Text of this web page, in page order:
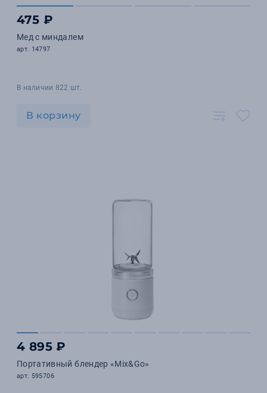
475 ₽
Мед с миндалем
арт. 14797
В наличии 822 шт.
В корзину
4 895 ₽
Портативный блендер «Mix&Go»
арт. 595706